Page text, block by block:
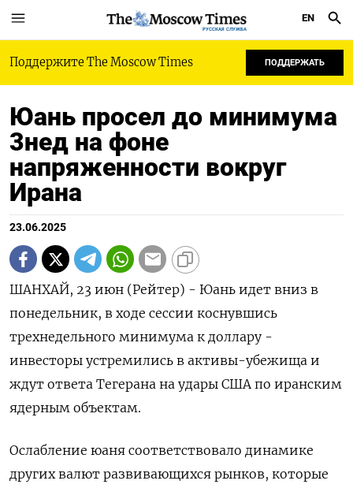
РУССКАЯ СЛУЖБА
EN
Поддержите The Moscow Times ПОДДЕРЖАТЬ
Юань просел до минимума
3нед на фоне
напряженности вокруг
Ирана
23.06.2025
ШАНХАЙ, 23 июн (Рейтер) - Юань идет вниз в
понедельник, в ходе сессии коснувшись
трехнедельного минимума к доллару -
инвесторы устремились в активы-убежища и
ждут ответа Тегерана на удары США по иранским
ядерным объектам.
Ослабление юаня соответствовало динамике
других валют развивающихся рынков, которые